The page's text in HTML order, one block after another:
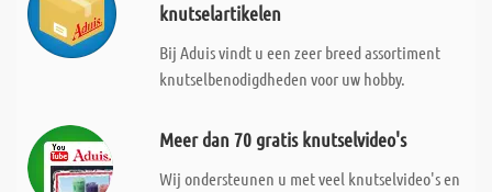
knutselartikelen
Bij Aduis vindt u een zeer breed assortiment
knutselbenodigdheden voor uw hobby.
Meer dan 70 gratis knutselvideo's
Wij ondersteunen u met veel knutselvideo's en